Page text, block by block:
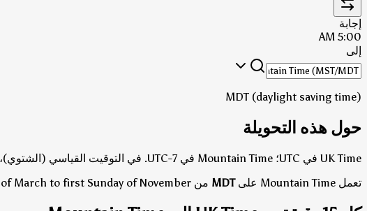
إجابة
5:00 AM
إلى
MDT (daylight saving time)
حول هذه التحويلة
UK Time في UTC؛ Mountain Time في UTC-7.
في التوقيت القياسي (الشتوي)، Mountain Time هو 7 ساعات متأخرة UK Time.
تعمل Mountain Time على
MDT من second Sunday of March to first Sunday of November، وعلى